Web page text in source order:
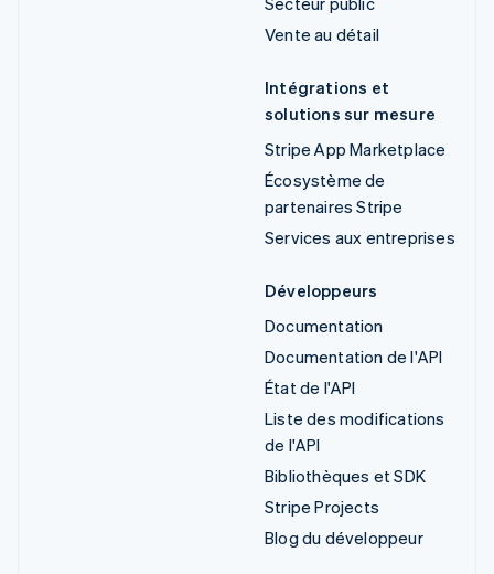
Vente au détail
Intégrations et
solutions sur mesure
Stripe App Marketplace
Écosystème de
partenaires Stripe
Services aux entreprises
Développeurs
Documentation
Documentation de l'API
État de l'API
Liste des modifications
de l'API
Bibliothèques et SDK
Stripe Projects
Blog du développeur